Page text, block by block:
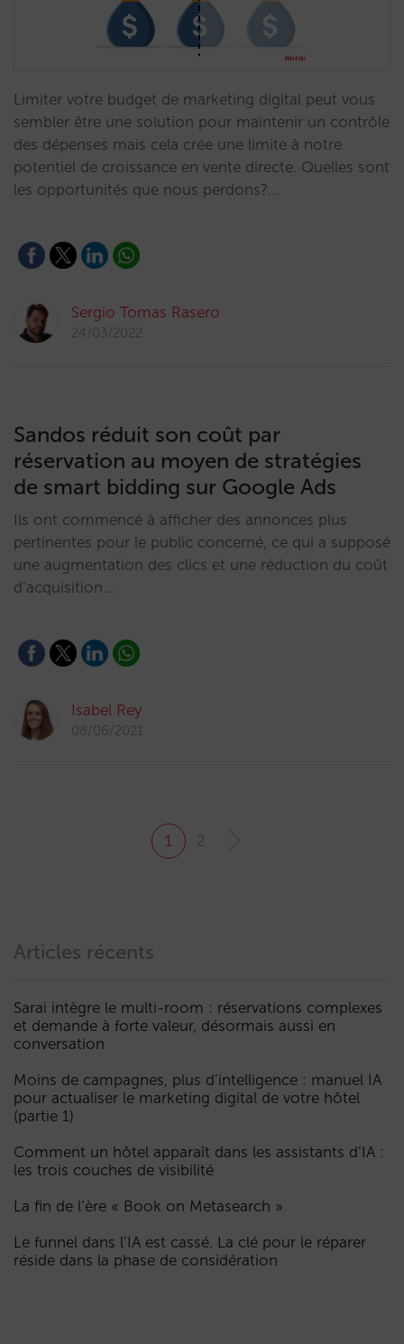
Limiter votre budget de marketing digital peut vous
sembler être une solution pour maintenir un contrôle
des dépenses mais cela crée une limite à notre
potentiel de croissance en vente directe. Quelles sont
les opportunités que nous perdons?…
Sergio Tomas Rasero
24/03/2022
Sandos réduit son coût par
réservation au moyen de stratégies
de smart bidding sur Google Ads
Ils ont commencé à afficher des annonces plus
pertinentes pour le public concerné, ce qui a supposé
une augmentation des clics et une réduction du coût
d’acquisition…
Isabel Rey
08/06/2021
1 2
Articles récents
Sarai intègre le multi-room : réservations complexes
et demande à forte valeur, désormais aussi en
conversation
Moins de campagnes, plus d’intelligence : manuel IA
pour actualiser le marketing digital de votre hôtel
(partie 1)
Comment un hôtel apparaît dans les assistants d’IA :
les trois couches de visibilité
La fin de l’ère « Book on Metasearch »
Le funnel dans l’IA est cassé. La clé pour le réparer
réside dans la phase de considération